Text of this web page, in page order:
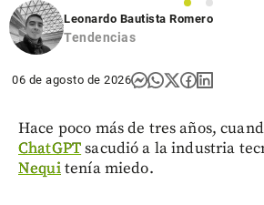
1
2
Leonardo Bautista Romero
Tendencias
06 de agosto de 2026
Hace poco más de tres años,
ChatGPTsacudió a la industria
Nequitenía miedo.